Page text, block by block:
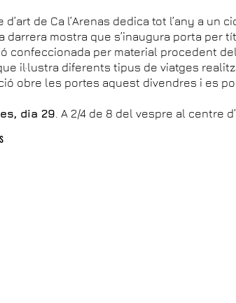
d’art de Ca l’Arenas dedica tot l’any a un
darrera mostra que s’inaugura porta per
confeccionada per material procedent
il·lustra diferents tipus de viatges
obre les portes aquest divendres i es
dia 29 . A 2/4 de 8 del vespre al centre